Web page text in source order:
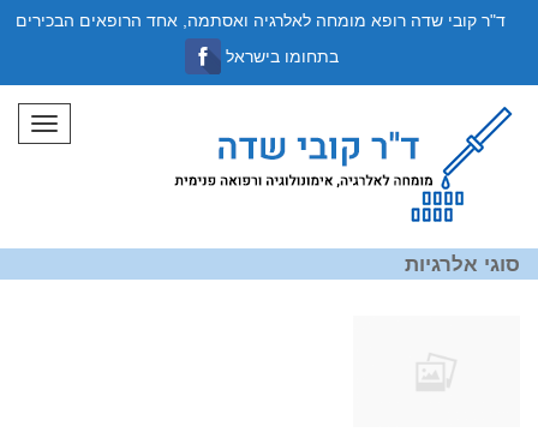
תפריט
סוגי אלרגיות
ד"ר קובי שדה רופא מומחה לאלרגיה ואסתמה, אחד הרופאים הבכירים
בתחומו בישראל